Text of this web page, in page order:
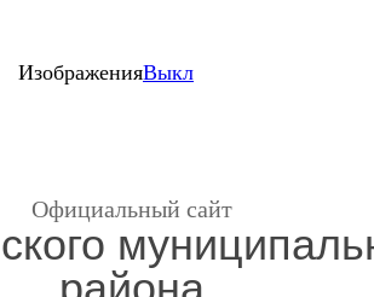
ИзображенияВыкл
Официальный сайт